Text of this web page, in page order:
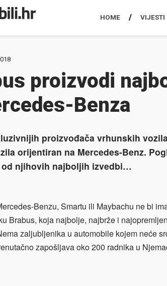
HOME VIJESTI
proizvodi
Benza
proizvođača vrhunskih
orijentiran na Mercedes-Benz.
od njihovih najboljih izvedbi…
Benzu, Smartu ili Maybachu ne bi
Brabus, koja najbolje, najbrže i
zaljubljenika u automobile kojem neće
zapošljava oko 200 radnika u